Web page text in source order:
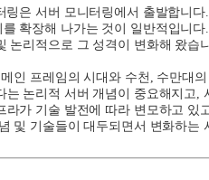
링은 서버 모니터링에서 출발합니다.
확장해 나가는 것이 일반적입니다.
논리적으로 그 성격이 변화해 왔습
인 프레임의 시대와 수천, 수만대
논리적 서버 개념이 중요해지고,
라가 기술 발전에 따라 변모하고 있
및 기술들이 대두되면서 변화하